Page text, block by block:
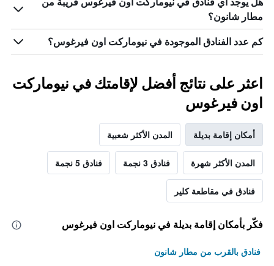
مطار شانون؟
كم عدد الفنادق الموجودة في نيوماركت اون فيرغوس؟
اعثر على نتائج أفضل لإقامتك في نيوماركت
اون فيرغوس
أمكان إقامة بديلة المدن الأكثر شعبية
المدن الأكثر شهرة فنادق 3 نجمة فنادق 5 نجمة
فنادق في مقاطعة كلير
فكّر بأمكان إقامة بديلة في نيوماركت اون فيرغوس
فنادق بالقرب من مطار شانون